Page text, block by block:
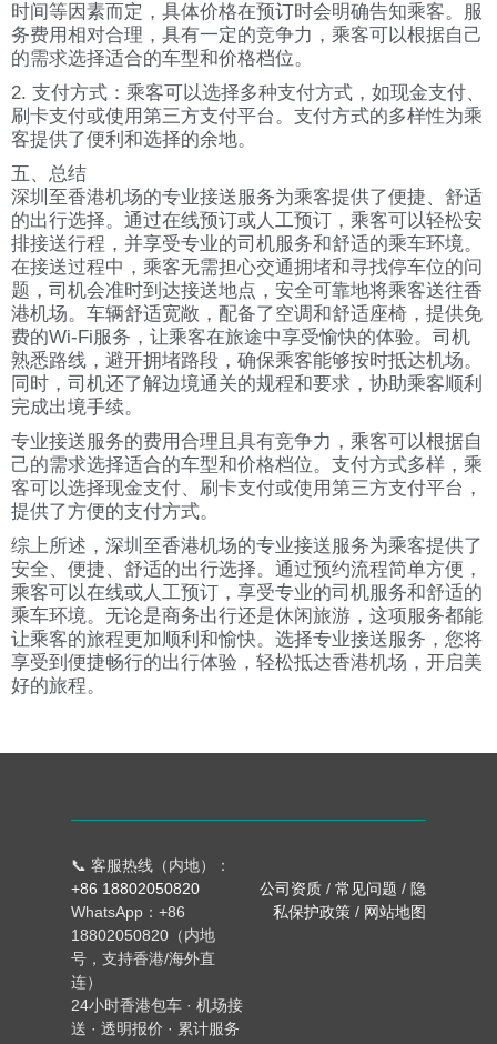
时间等因素而定，具体价格在预订时会明确告知乘客。服
务费用相对合理，具有一定的竞争力，乘客可以根据自己
的需求选择适合的车型和价格档位。
2. 支付方式：乘客可以选择多种支付方式，如现金支付、
刷卡支付或使用第三方支付平台。支付方式的多样性为乘
客提供了便利和选择的余地。
五、总结
深圳至香港机场的专业接送服务为乘客提供了便捷、舒适
的出行选择。通过在线预订或人工预订，乘客可以轻松安
排接送行程，并享受专业的司机服务和舒适的乘车环境。
在接送过程中，乘客无需担心交通拥堵和寻找停车位的问
题，司机会准时到达接送地点，安全可靠地将乘客送往香
港机场。车辆舒适宽敞，配备了空调和舒适座椅，提供免
费的Wi-Fi服务，让乘客在旅途中享受愉快的体验。司机
熟悉路线，避开拥堵路段，确保乘客能够按时抵达机场。
同时，司机还了解边境通关的规程和要求，协助乘客顺利
完成出境手续。
专业接送服务的费用合理且具有竞争力，乘客可以根据自
己的需求选择适合的车型和价格档位。支付方式多样，乘
客可以选择现金支付、刷卡支付或使用第三方支付平台，
提供了方便的支付方式。
综上所述，深圳至香港机场的专业接送服务为乘客提供了
安全、便捷、舒适的出行选择。通过预约流程简单方便，
乘客可以在线或人工预订，享受专业的司机服务和舒适的
乘车环境。无论是商务出行还是休闲旅游，这项服务都能
让乘客的旅程更加顺利和愉快。选择专业接送服务，您将
享受到便捷畅行的出行体验，轻松抵达香港机场，开启美
好的旅程。
📞 客服热线（内地）：
+86 18802050820
WhatsApp：+86
18802050820（内地
号，支持香港/海外直
连）
24小时香港包车 · 机场接
送 · 透明报价 · 累计服务
公司资质 / 常见问题 / 隐
私保护政策 / 网站地图